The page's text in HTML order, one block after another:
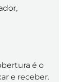
é o
e receber.